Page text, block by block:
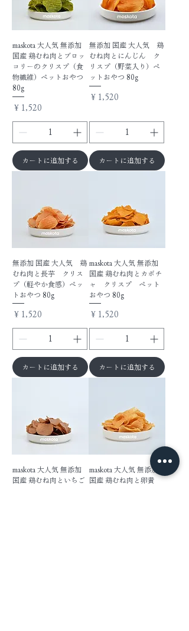
maskota 大人気 無添加
国産 鶏むね肉とブロッ
コリーのクリスプ（食
物繊維）ペットおやつ
80g
価格
￥1,520
カートに追加する
無添加 国産 大人気 鶏
むね肉とにんじん ク
リスプ（野菜入り）ペ
ットおやつ 80g
価格
￥1,520
カートに追加する
無添加 国産 大人気 鶏
むね肉と長芋 クリス
プ（軽やか食感）ペッ
トおやつ 80g
価格
￥1,520
カートに追加する
maskota 大人気 無添加
国産 鶏むね肉とカボチ
ャ クリスプ ペット
おやつ 80g
価格
￥1,520
カートに追加する
maskota 大人気 無添加
国産 鶏むね肉といちご
maskota 大人気 無添加
国産 鶏むね肉と卵黄